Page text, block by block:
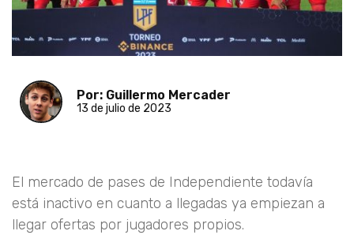
Por: Guillermo Mercader
13 de julio de 2023
El mercado de pases de Independiente todavía
está inactivo en cuanto a llegadas ya empiezan a
llegar ofertas por jugadores propios.